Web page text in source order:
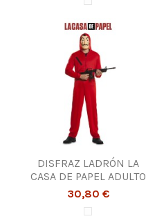
DISFRAZ LADRÓN LA
CASA DE PAPEL ADULTO
30,80 €